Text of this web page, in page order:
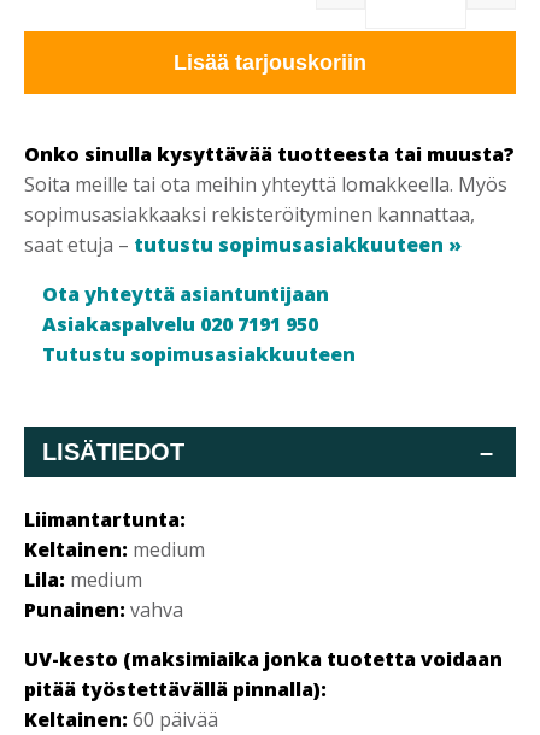
Lisää tarjouskoriin
Onko sinulla kysyttävää tuotteesta tai muusta?
Soita meille tai ota meihin yhteyttä lomakkeella. Myös
sopimusasiakkaaksi rekisteröityminen kannattaa,
saat etuja – tutustu sopimusasiakkuuteen »
Ota yhteyttä asiantuntijaan
Asiakaspalvelu 020 7191 950
Tutustu sopimusasiakkuuteen
LISÄTIEDOT –
Liimantartunta:
Keltainen: medium
Lila: medium
Punainen: vahva
UV-kesto (maksimiaika jonka tuotetta voidaan
pitää työstettävällä pinnalla):
Keltainen: 60 päivää